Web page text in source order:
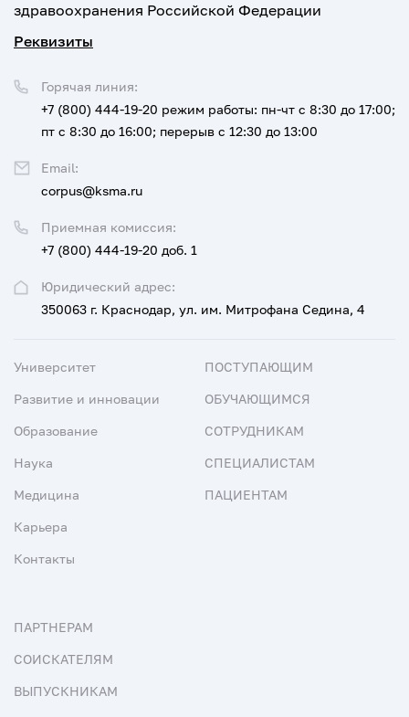
здравоохранения Российской Федерации
Реквизиты
Юридический адрес:
350063 г. Краснодар, ул. им. Митрофана Седина, 4
Приемная комиссия:
+7 (800) 444-19-20 доб. 1
Горячая линия:
+7 (800) 444-19-20 режим работы: пн-чт с 8:30 до 17:00;
пт с 8:30 до 16:00; перерыв с 12:30 до 13:00
Email:
corpus@ksma.ru
Университет
Развитие и инновации
Образование
Наука
Медицина
Карьера
Контакты
ПОСТУПАЮЩИМ
ОБУЧАЮЩИМСЯ
СОТРУДНИКАМ
СПЕЦИАЛИСТАМ
ПАЦИЕНТАМ
ПАРТНЕРАМ
СОИСКАТЕЛЯМ
ВЫПУСКНИКАМ